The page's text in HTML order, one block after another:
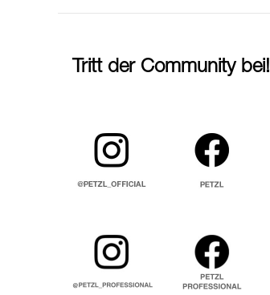
Tritt der Community bei!